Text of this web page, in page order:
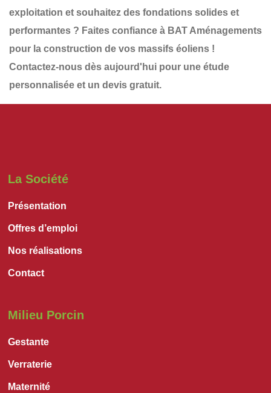
exploitation et souhaitez des fondations solides et
performantes ? Faites confiance à BAT Aménagements
pour la construction de vos massifs éoliens !
Contactez-nous dès aujourd'hui pour une étude
personnalisée et un devis gratuit.
La Société
Présentation
Offres d’emploi
Nos réalisations
Contact
Milieu Porcin
Gestante
Verraterie
Maternité